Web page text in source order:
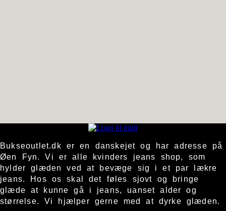
Bukseoutlet.dk er en danskejet og har adresse på
Øen Fyn. Vi er alle kvinders jeans shop, som
hylder glæden ved at bevæge sig i et par lækre
jeans. Hos os skal det føles sjovt og bringe
glæde at kunne gå i jeans, uanset alder og
størrelse. Vi hjælper gerne med at dyrke glæden.